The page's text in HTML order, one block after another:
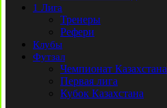
1 Лига
Тренеры
Рефери
Клубы
Футзал
Чемпионат Казахстана
Первая лига
Кубок Казахстана